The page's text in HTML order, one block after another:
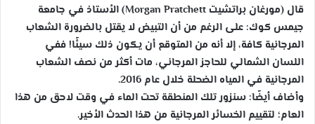
قال (مورغان براتشيت Morgan Pratchett) الأستاذ في جامعة
جيمس كوك: على الرغم من أن التبيض لا يقتل بالضرورة الشعاب
المرجانية كافة، إلا أنه من المتوقع أن يكون ذلك سيئًا! ففي
اللسان الشمالي للحاجز المرجاني، مات أكثر من نصف الشعاب
المرجانية في المياه الضحلة خلال عام 2016.
وأضاف أيضًا: سنزور تلك المنطقة تحت الماء في وقت لاحق من هذا
العام؛ لتقييم الخسائر المرجانية من هذا الحدث الأخير.